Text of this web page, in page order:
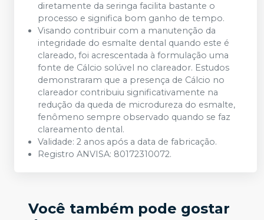
diretamente da seringa facilita bastante o
processo e significa bom ganho de tempo.
Visando contribuir com a manutenção da
integridade do esmalte dental quando este é
clareado, foi acrescentada à formulação uma
fonte de Cálcio solúvel no clareador. Estudos
demonstraram que a presença de Cálcio no
clareador contribuiu significativamente na
redução da queda de microdureza do esmalte,
fenômeno sempre observado quando se faz
clareamento dental.
Validade: 2 anos após a data de fabricação.
Registro ANVISA: 80172310072.
Você também pode gostar